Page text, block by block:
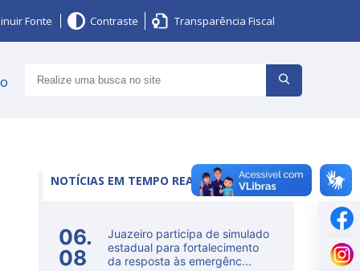
Fonte Contraste Transparência Fiscal
NOTÍCIAS EM TEMPO REAL
06.
08
Juazeiro participa de simulado
estadual para fortalecimento
da resposta às emergênc...